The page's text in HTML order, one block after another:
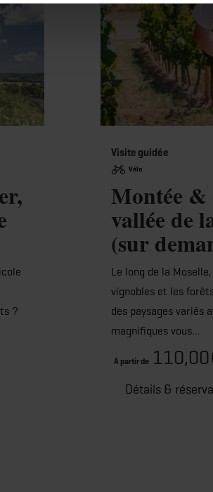
?
Visite guidée
Vélo
Montée &
vallée de
(sur
Le long de la
vignobles et les
des paysages variés
magnifiques vous…
Détails &
A partir de